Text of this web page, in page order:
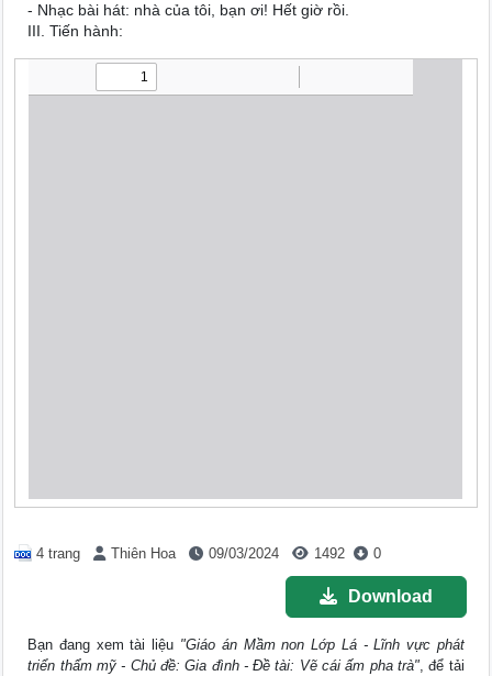
- Nhạc bài hát: nhà của tôi, bạn ơi! Hết giờ rồi.
III. Tiến hành:
4 trang Thiên Hoa 09/03/2024 1492 0
Download
Bạn đang xem tài liệu "Giáo án Mầm non Lớp Lá - Lĩnh vực phát
triển thẩm mỹ - Chủ đề: Gia đình - Đề tài: Vẽ cái ấm pha trà", để tải